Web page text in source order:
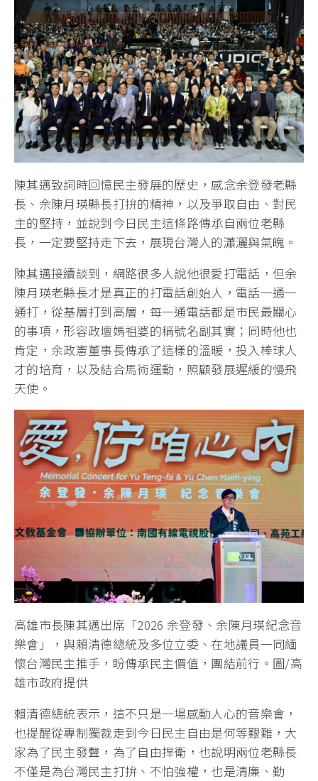
陳其邁致詞時回憶民主發展的歷史，感念余登發老縣
長、余陳月瑛縣長打拚的精神，以及爭取自由、對民
主的堅持，並說到今日民主這條路傳承自兩位老縣
長，一定要堅持走下去，展現台灣人的瀟灑與氣魄。
陳其邁接續談到，網路很多人說他很愛打電話，但余
陳月瑛老縣長才是真正的打電話創始人，電話一通一
通打，從基層打到高層，每一通電話都是市民最關心
的事項，形容政壇媽祖婆的稱號名副其實；同時他也
肯定，余政憲董事長傳承了這樣的溫暖，投入棒球人
才的培育，以及結合馬術運動，照顧發展遲緩的慢飛
天使。
高雄市長陳其邁出席「2026 余登發、余陳月瑛紀念音
樂會」，與賴清德總統及多位立委、在地議員一同緬
懷台灣民主推手，盼傳承民主價值，團結前行。圖/高
雄市政府提供
賴清德總統表示，這不只是一場感動人心的音樂會，
也提醒從專制獨裁走到今日民主自由是何等艱難，大
家為了民主發聲，為了自由捍衛，也說明兩位老縣長
不僅是為台灣民主打拚、不怕強權，也是清廉、勤